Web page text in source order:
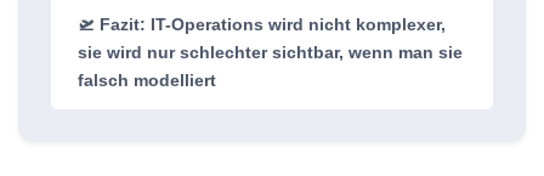
🛫 Fazit: IT-Operations wird nicht komplexer,
sie wird nur schlechter sichtbar, wenn man sie
falsch modelliert